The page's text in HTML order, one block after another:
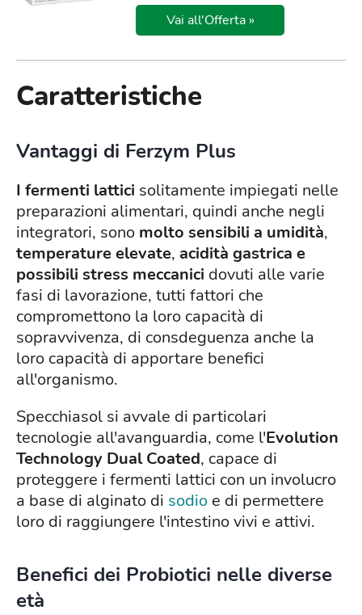
Vai all'Offerta »
Caratteristiche
Vantaggi di Ferzym Plus
I fermenti lattici solitamente impiegati nelle
preparazioni alimentari, quindi anche negli
integratori, sono molto sensibili a umidità,
temperature elevate, acidità gastrica e
possibili stress meccanici dovuti alle varie
fasi di lavorazione, tutti fattori che
compromettono la loro capacità di
sopravvivenza, di consdeguenza anche la
loro capacità di apportare benefici
all'organismo.
Specchiasol si avvale di particolari
tecnologie all'avanguardia, come l'Evolution
Technology Dual Coated, capace di
proteggere i fermenti lattici con un involucro
a base di alginato di sodio e di permettere
loro di raggiungere l'intestino vivi e attivi.
Benefici dei Probiotici nelle diverse
età